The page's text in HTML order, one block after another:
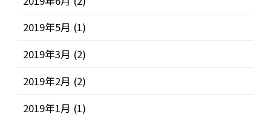
2019年5月 (1)
2019年3月 (2)
2019年2月 (2)
2019年1月 (1)